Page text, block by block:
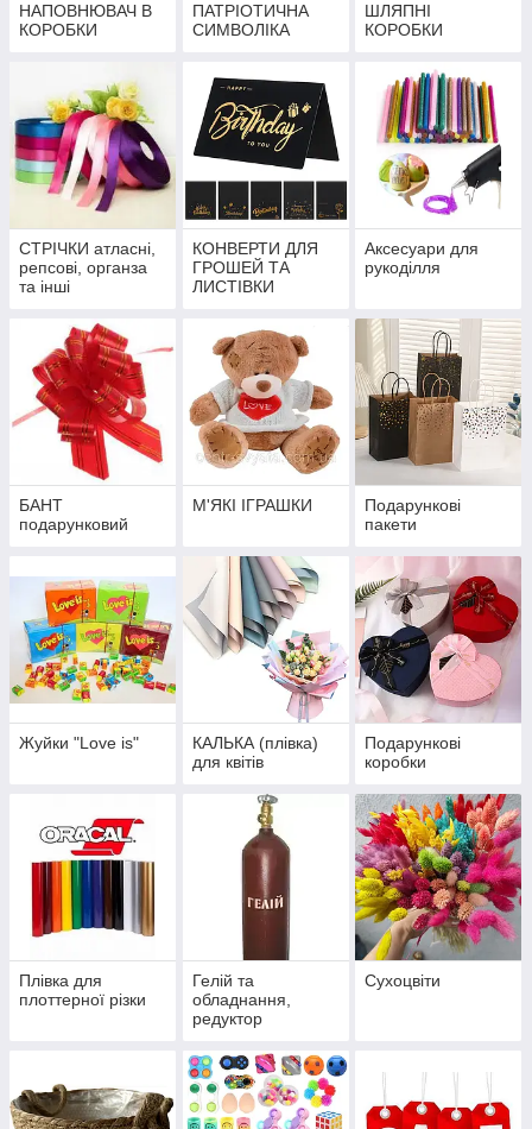
НАПОВНЮВАЧ В
КОРОБКИ
ПАТРІОТИЧНА
СИМВОЛІКА
ШЛЯПНІ
КОРОБКИ
СТРІЧКИ атласні,
репсові, органза
та інші
КОНВЕРТИ ДЛЯ
ГРОШЕЙ ТА
ЛИСТІВКИ
Аксесуари для
рукоділля
БАНТ
подарунковий
М'ЯКІ ІГРАШКИ
Подарункові
пакети
Жуйки "Love is"
КАЛЬКА (плівка)
для квітів
Подарункові
коробки
Плівка для
плоттерної різки
Гелій та
обладнання,
редуктор
Сухоцвіти